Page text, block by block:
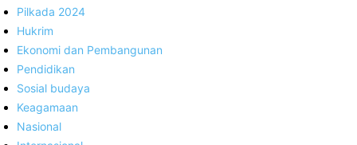
Pilkada 2024
Hukrim
Ekonomi dan Pembangunan
Pendidikan
Sosial budaya
Keagamaan
Nasional